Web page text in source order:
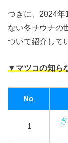
つぎに、2024年
ない冬サウナの
ついて紹介して
▼マツコの知ら
No,
1